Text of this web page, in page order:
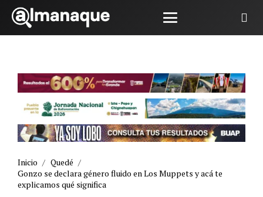
Inicio / Quedé /
Gonzo se declara género fluido en Los Muppets y acá te
explicamos qué significa